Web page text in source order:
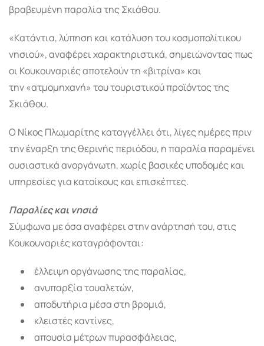
βραβευμένη παραλία της Σκιάθου.
«Κατάντια, λύπηση και κατάλυση του κοσμοπολίτικου
νησιού», αναφέρει χαρακτηριστικά, σημειώνοντας πως
οι Κουκουναριές αποτελούν τη «βιτρίνα» και
την «ατμομηχανή» του τουριστικού προϊόντος της
Σκιάθου.
Ο Νίκος Πλωμαρίτης καταγγέλλει ότι, λίγες ημέρες πριν
την έναρξη της θερινής περιόδου, η παραλία παραμένει
ουσιαστικά ανοργάνωτη, χωρίς βασικές υποδομές και
υπηρεσίες για κατοίκους και επισκέπτες.
Παραλίες και νησιά
Σύμφωνα με όσα αναφέρει στην ανάρτησή του, στις
Κουκουναριές καταγράφονται:
έλλειψη οργάνωσης της παραλίας,
ανυπαρξία τουαλετών,
αποδυτήρια μέσα στη βρομιά,
κλειστές καντίνες,
απουσία μέτρων πυρασφάλειας,